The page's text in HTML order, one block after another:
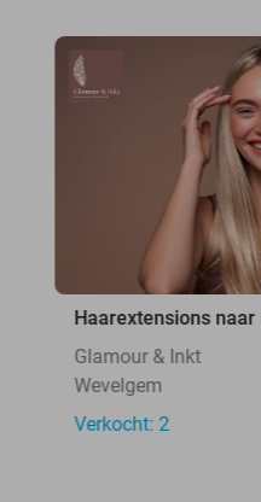
Haarextensions naar
Glamour & Inkt
Wevelgem
Verkocht: 2